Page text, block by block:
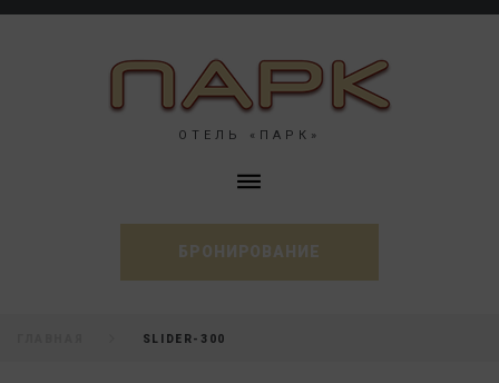
ОТЕЛЬ «ПАРК»
БРОНИРОВАНИЕ
SLIDER-300